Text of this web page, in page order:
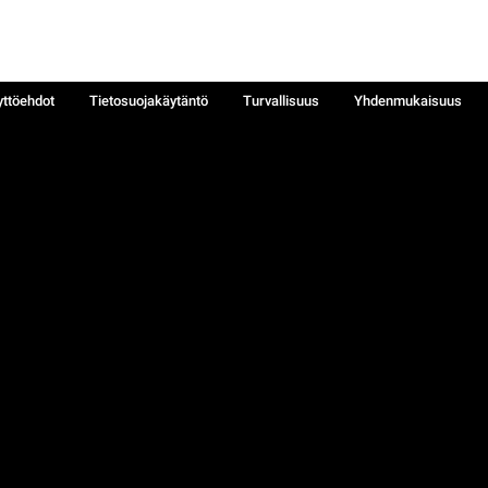
Tietosuojakäytäntö Turvallisuus
Yhdenmukaisuus